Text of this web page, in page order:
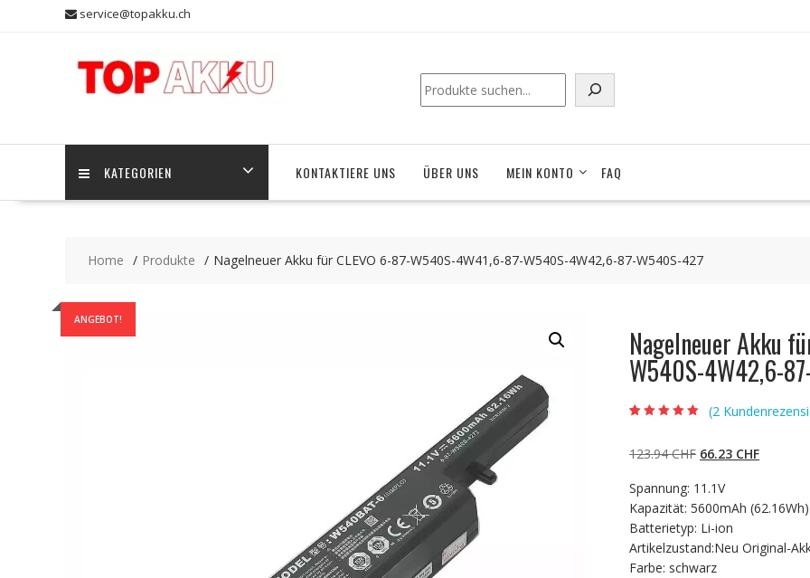
service@topakku.ch
Suchen
KATEGORIEN KONTAKTIERE UNS ÜBER UNS MEIN KONTO FAQ
Home Produkte Nagelneuer Akku für CLEVO 6-87-W540S-4W41,6-87-W540S-4W42,6-87-W540S-427
ANGEBOT!
Nagelneuer Akku
W540S-4W42,6-
basierend auf
Kundenbewertun
(2
123.94CHF Ursprünglicher
war:
123.94 CHF
66.23 CHFAktueller
66.23
Spannung: 11.1V
Kapazität: 5600mAh (62.16Wh)
Batterietyp: Li-ion
Artikelzustand:Neu Original-
Farbe: schwarz